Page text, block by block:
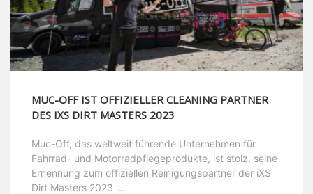
MUC-OFF IST OFFIZIELLER CLEANING PARTNER
DES IXS DIRT MASTERS 2023
Muc-Off, das weltweit führende Unternehmen für
Fahrrad- und Motorradpflegeprodukte, ist stolz, seine
Ernennung zum offiziellen Reinigungspartner der iXS
Dirt Masters 2023 ...